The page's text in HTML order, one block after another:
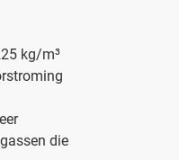
kg/m³
die